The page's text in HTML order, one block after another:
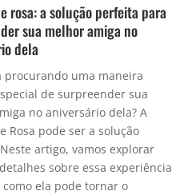
rosa: a solução perfeita para
sua melhor amiga no
dela
procurando uma maneira
de surpreender sua
no aniversário dela? A
Rosa pode ser a solução
artigo, vamos explorar
sobre essa experiência
ela pode tornar o